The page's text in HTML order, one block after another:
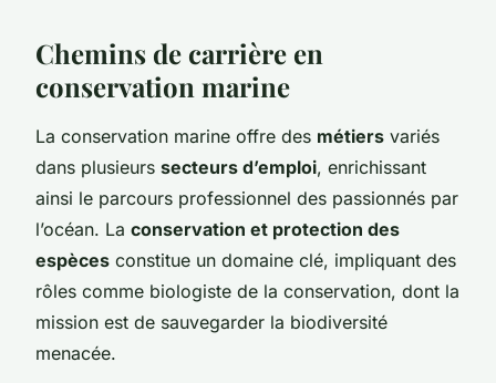
Chemins de carrière en
conservation marine
La conservation marine offre des métiers variés
dans plusieurs secteurs d’emploi, enrichissant
ainsi le parcours professionnel des passionnés par
l’océan. La conservation et protection des
espèces constitue un domaine clé, impliquant des
rôles comme biologiste de la conservation, dont la
mission est de sauvegarder la biodiversité
menacée.